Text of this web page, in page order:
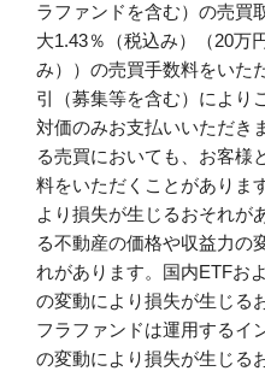
ラファンドを含む）の売買
大1.43％（税込み）（20万
み））の売買手数料をいた
引（募集等を含む）により
対価のみお支払いいただき
る売買においても、お客様
料をいただくことがありま
より損失が生じるおそれが
る不動産の価格や収益力の
れがあります。国内ETFお
の変動により損失が生じる
フラファンドは運用するイ
の変動により損失が生じる